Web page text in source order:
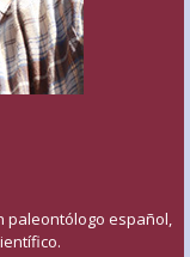
paleontólogo español,